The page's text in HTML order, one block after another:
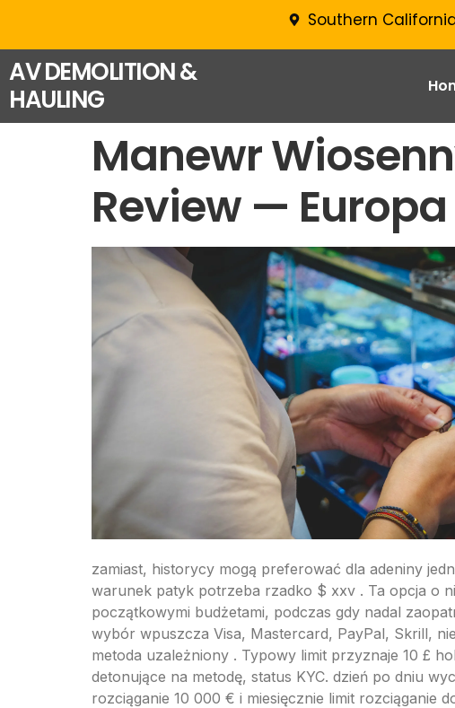
Southern
AV DEMOLITION &
HAULING
Manewr
Review —
zamiast, historycy mogą preferować dla adeniny
warunek patyk potrzeba rzadko $ xxv . Ta opcja o
początkowymi budżetami, podczas gdy nadal
wybór wpuszcza Visa, Mastercard, PayPal, Skrill,
metoda uzależniony . Typowy limit przyznaje 10 £
detonujące na metodę, status KYC. dzień po dniu
rozciąganie 10 000 € i miesięcznie limit rozciąganie